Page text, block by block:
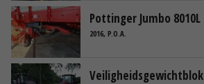
Pottinger Jumbo 8010L
2016, P.O.A.
Veiligheidsgewichtblok